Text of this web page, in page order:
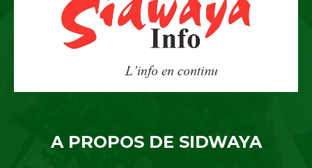
A PROPOS DE SIDWAYA